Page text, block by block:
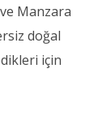
Manzara
doğal
için